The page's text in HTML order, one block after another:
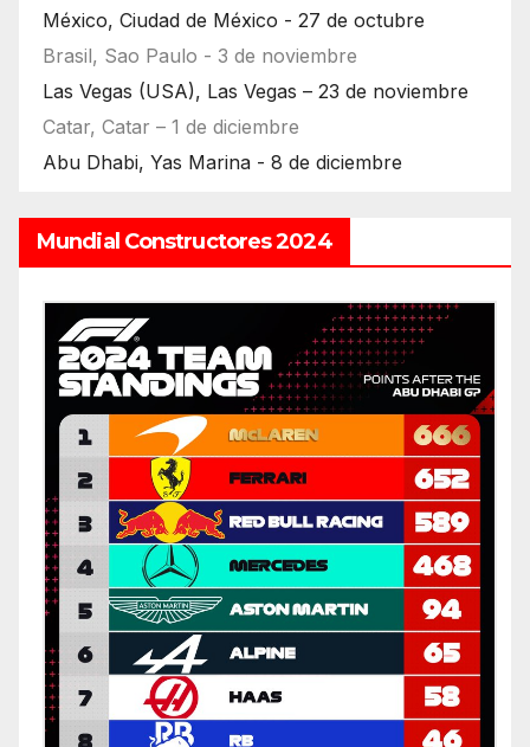
México, Ciudad de México - 27 de octubre
Brasil, Sao Paulo - 3 de noviembre
Las Vegas (USA), Las Vegas – 23 de noviembre
Catar, Catar – 1 de diciembre
Abu Dhabi, Yas Marina - 8 de diciembre
Mundial Constructores 2024